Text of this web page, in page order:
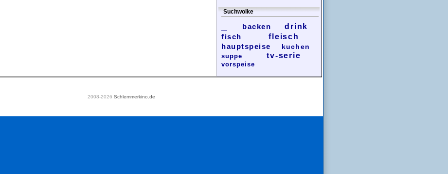
Suchwolke
backen
drink
fisch
fleisch
hauptspeise
kuchen
suppe tv-serie
vorspeise
2008-2026 Schlemmerkino.de